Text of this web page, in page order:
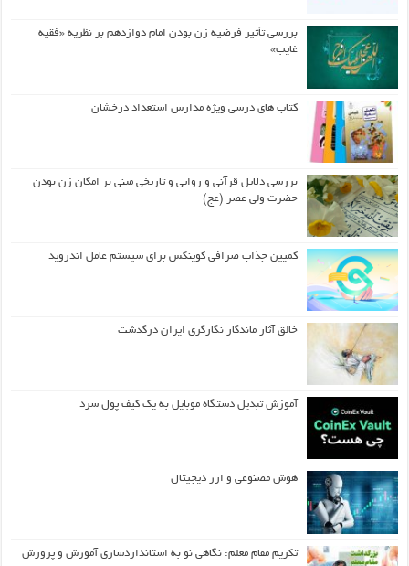
بررسی تأثیر فرضیه زن بودن امام دوازدهم بر نظریه «فقیه
غایب»
کتاب های درسی ویژه مدارس استعداد درخشان
بررسی دلایل قرآنی و روایی و تاریخی مبنی بر امکان زن بودن
حضرت ولی عصر (عج)
کمپین جذاب صرافی کوینکس برای سیستم عامل اندروید
خالق آثار ماندگار نگارگری ایران درگذشت
آموزش تبدیل دستگاه موبایل به یک کیف‌ پول سرد
هوش مصنوعی و ارز دیجیتال
تکریم مقام معلم: نگاهی نو به استانداردسازی آموزش و پرورش